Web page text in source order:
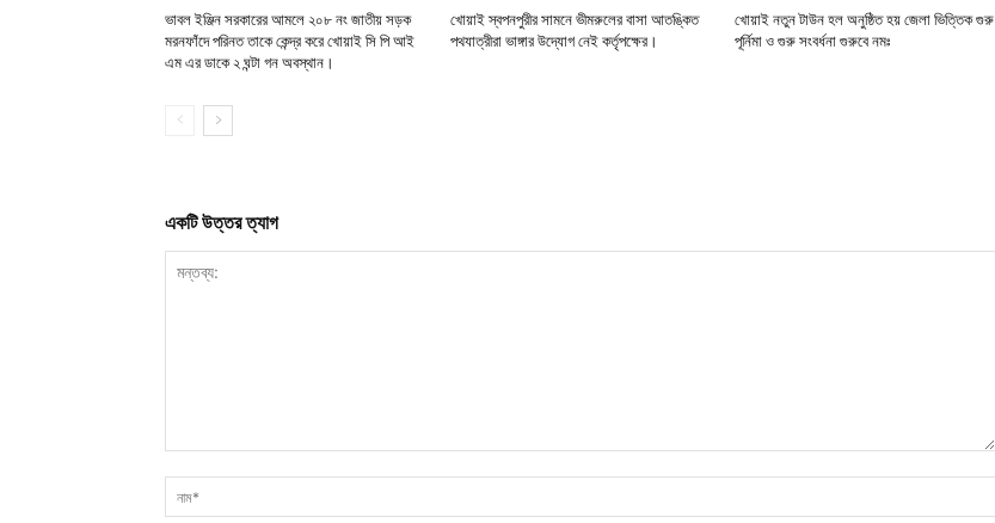
ভাবল ইঞ্জিন সরকারের আমলে ২০৮ নং জাতীয় সড়ক
মরনফাঁদে পরিনত তাকে কেন্দ্র করে খোয়াই সি পি আই
এম এর ডাকে ২ ঘন্টা গন অবস্থান।
খোয়াই স্বপনপুরীর সামনে ভীমরুলের বাসা আতঙ্কিত
পথযাত্রীরা ভাঙ্গার উদ্যোগ নেই কর্তৃপক্ষের।
খোয়াই নতুন টাউন হল অনুষ্ঠিত হয় জেলা ভিত্তিক গুরু
পূর্নিমা ও গুরু সংবর্ধনা গুরুবে নমঃ
একটি উত্তর ত্যাগ